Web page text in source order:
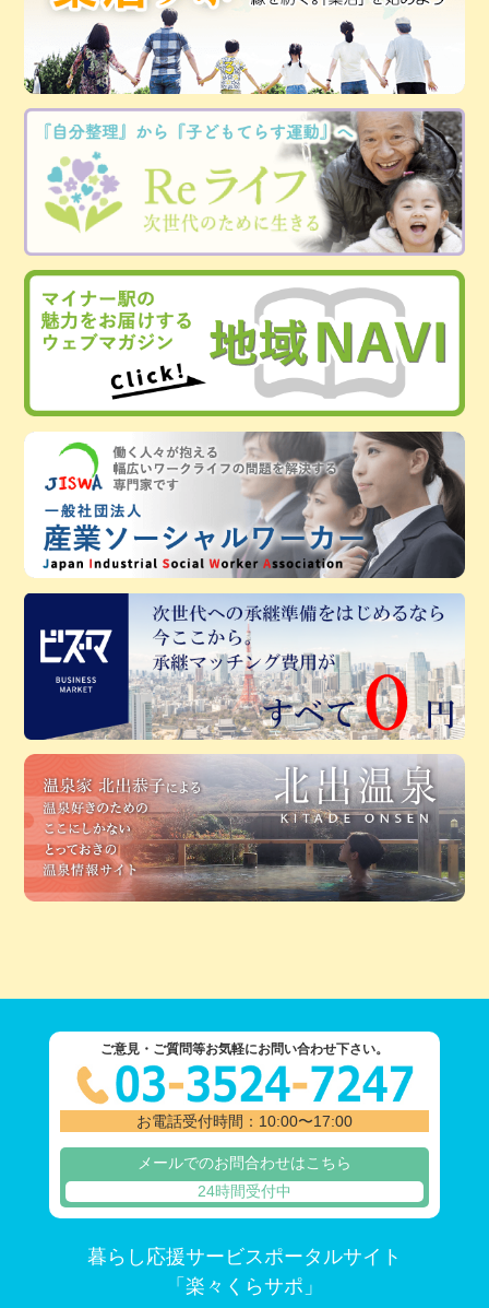
ご意見・ご質問等お気軽にお問い合わせ下さい。
お電話受付時間：10:00〜17:00
メールでのお問合わせはこちら
24時間受付中
暮らし応援サービスポータルサイト
「楽々くらサポ」